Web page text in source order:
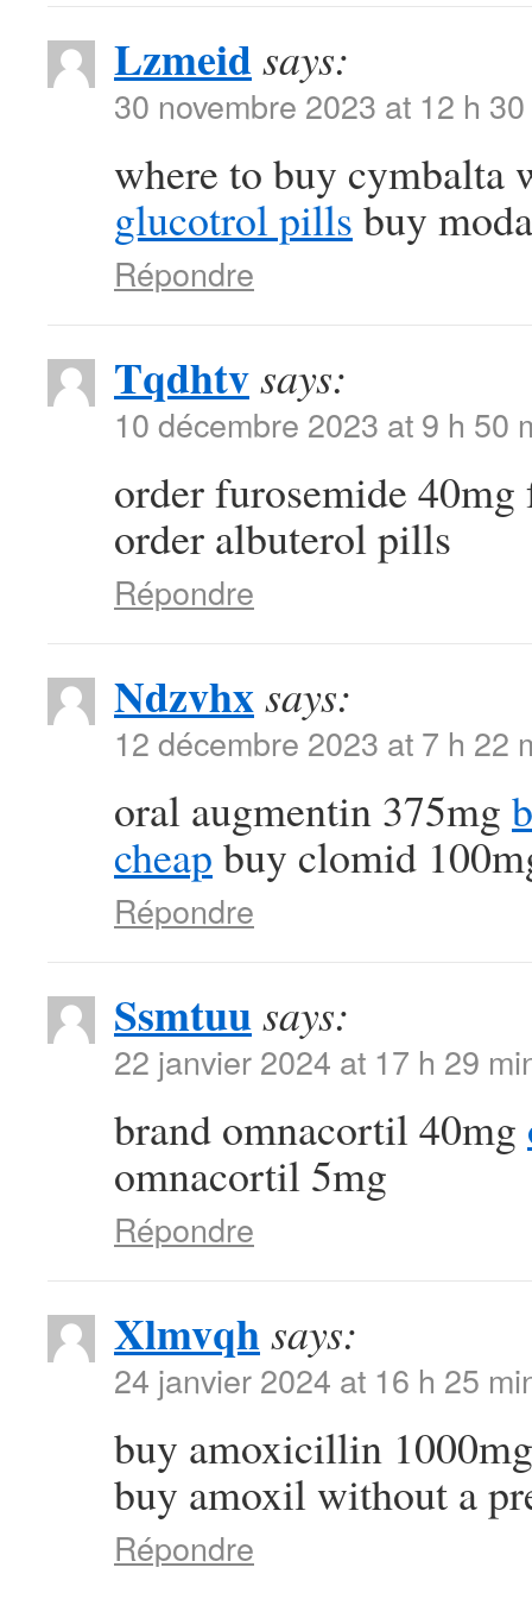
Lzmeidsays:
30 novembre 2023 at 12 h
where to buy
glucotrol pills buy
Répondre
Tqdhtvsays:
10 décembre 2023 at 9 h 50
order furosemide
order albuterol pills
Répondre
Ndzvhxsays:
12 décembre 2023 at 7 h 22
oral augmentin 375mg
cheap buy clomid
Répondre
Ssmtuusays:
22 janvier 2024 at 17 h 29
brand omnacortil 40mg
omnacortil 5mg
Répondre
Xlmvqhsays:
24 janvier 2024 at 16 h 25
buy amoxicillin
buy amoxil without a
Répondre